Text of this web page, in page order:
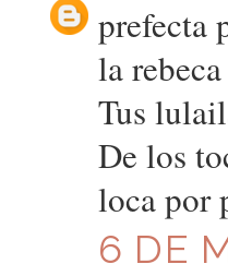
prefecta
la
Tus
De los
loca por
6 DE